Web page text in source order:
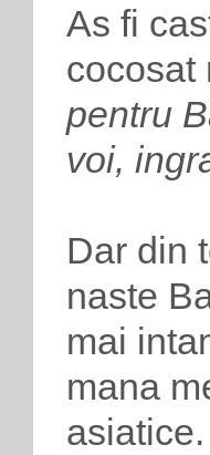
As fi
cocosat
pentru
voi,
Dar din
naste
mai
mana